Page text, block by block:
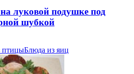
луковой подушке под
шубкой
птицыБлюда из яиц